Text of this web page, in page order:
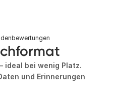
ideal bei wenig Platz.
und Erinnerungen